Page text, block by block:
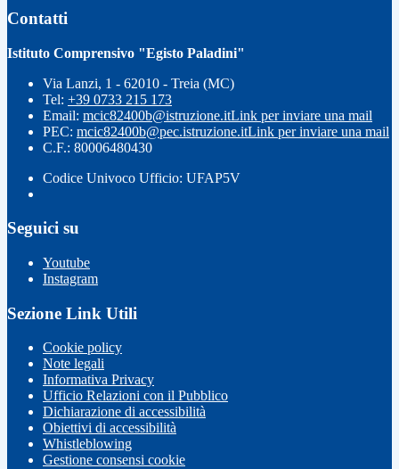
Contatti
Istituto Comprensivo "Egisto Paladini"
Via Lanzi, 1 - 62010 - Treia (MC)
Tel: +39 0733 215 173
Email: mcic82400b@istruzione.itLink per inviare una mail
PEC: mcic82400b@pec.istruzione.itLink per inviare una mail
C.F.: 80006480430
Codice Univoco Ufficio: UFAP5V
Seguici su
Youtube
Instagram
Sezione Link Utili
Cookie policy
Note legali
Informativa Privacy
Ufficio Relazioni con il Pubblico
Dichiarazione di accessibilità
Obiettivi di accessibilità
Whistleblowing
Gestione consensi cookie